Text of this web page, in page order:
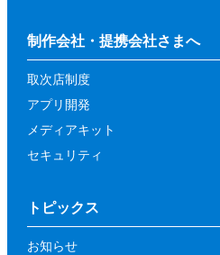
制作会社・提携会社さまへ
取次店制度
アプリ開発
メディアキット
セキュリティ
トピックス
お知らせ